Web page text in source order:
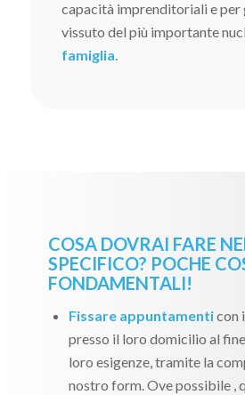
capacità imprenditoriali e per
vissuto del più importante
famiglia.
COSA DOVRAI FARE
SPECIFICO? POCHE
FONDAMENTALI!
Fissare appuntamenticon
presso il loro domicilio al
loro esigenze, tramite la
nostro form. Ove possibile ,